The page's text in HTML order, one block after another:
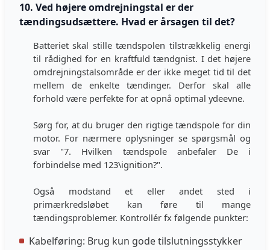
10. Ved højere omdrejningstal er der
tændingsudsættere. Hvad er årsagen til det?
Batteriet skal stille tændspolen tilstrækkelig energi
til rådighed for en kraftfuld tændgnist. I det højere
omdrejningstalsområde er der ikke meget tid til det
mellem de enkelte tændinger. Derfor skal alle
forhold være perfekte for at opnå optimal ydeevne.
Sørg for, at du bruger den rigtige tændspole for din
motor. For nærmere oplysninger se spørgsmål og
svar "7. Hvilken tændspole anbefaler De i
forbindelse med 123\ignition?".
Også modstand et eller andet sted i
primærkredsløbet kan føre til mange
tændingsproblemer. Kontrollér fx følgende punkter:
Kabelføring: Brug kun gode tilslutningsstykker